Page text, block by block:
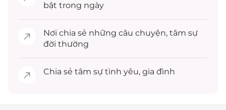
bật trong ngày
Nơi chia sẻ những câu chuyện, tâm sự
đời thường
Chia sẻ tâm sự tình yêu, gia đình